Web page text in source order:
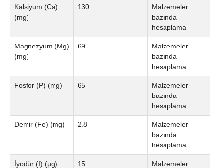
Kalsiyum (Ca)
(mg)
130
Malzemeler
bazında
hesaplama
Magnezyum (Mg)
(mg)
69
Malzemeler
bazında
hesaplama
Fosfor (P) (mg) 65
Malzemeler
bazında
hesaplama
Demir (Fe) (mg) 2.8
Malzemeler
bazında
hesaplama
İyodür (I) (µg) 15
Malzemeler